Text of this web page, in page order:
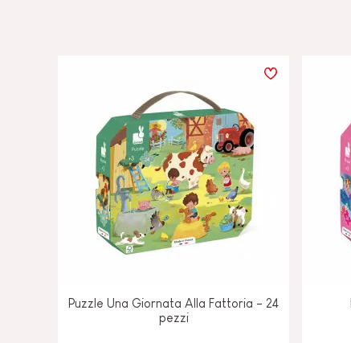
Puzzle Una Giornata Alla Fattoria - 24
pezzi